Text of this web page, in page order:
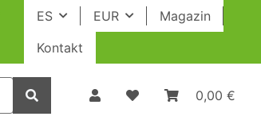
ES EUR
Magazin
Kontakt
0,00 €